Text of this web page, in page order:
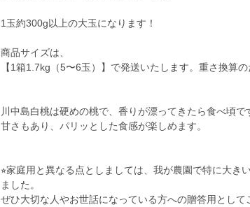
1玉約300g以上の大玉になります！
商品サイズは、
【1箱1.7kg（5〜6玉）】で発送いたします。重さ換算
川中島白桃は硬めの桃で、香りが漂ってきたら食べ頃で
甘さもあり、パリッとした食感が楽しめます。
⭐︎家庭用と異なる点としましては、我が農園で特に大き
ました。
ぜひ大切な人やお世話になっている方への贈答用として